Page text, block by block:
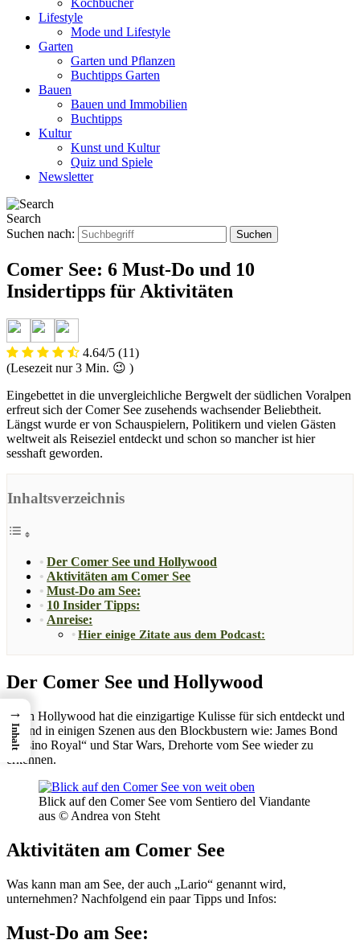
Kochbücher
Lifestyle
Mode und Lifestyle
Garten
Garten und Pflanzen
Buchtipps Garten
Bauen
Bauen und Immobilien
Buchtipps
Kultur
Kunst und Kultur
Quiz und Spiele
Newsletter
Search
Suchen nach:
Comer See: 6 Must-Do und 10
Insidertipps für Aktivitäten
4.64/5 (11)
(Lesezeit nur 3 Min. 😉 )
Eingebettet in die unvergleichliche Bergwelt der südlichen Voralpen
erfreut sich der Comer See zusehends wachsender Beliebtheit.
Längst wurde er von Schauspielern, Politikern und vielen Gästen
weltweit als Reiseziel entdeckt und schon so mancher ist hier
sesshaft geworden.
Inhaltsverzeichnis
Der Comer See und Hollywood
Aktivitäten am Comer See
Must-Do am See:
10 Insider Tipps:
Anreise:
Hier einige Zitate aus dem Podcast:
Der Comer See und Hollywood
Auch Hollywood hat die einzigartige Kulisse für sich entdeckt und
so sind in einigen Szenen aus den Blockbustern wie: James Bond
„Casino Royal“ und Star Wars, Drehorte vom See wieder zu
erkennen.
Blick auf den Comer See vom Sentiero del Viandante
aus © Andrea von Steht
Aktivitäten am Comer See
Was kann man am See, der auch „Lario“ genannt wird,
unternehmen? Nachfolgend ein paar Tipps und Infos:
Must-Do am See:
→
Inhalt